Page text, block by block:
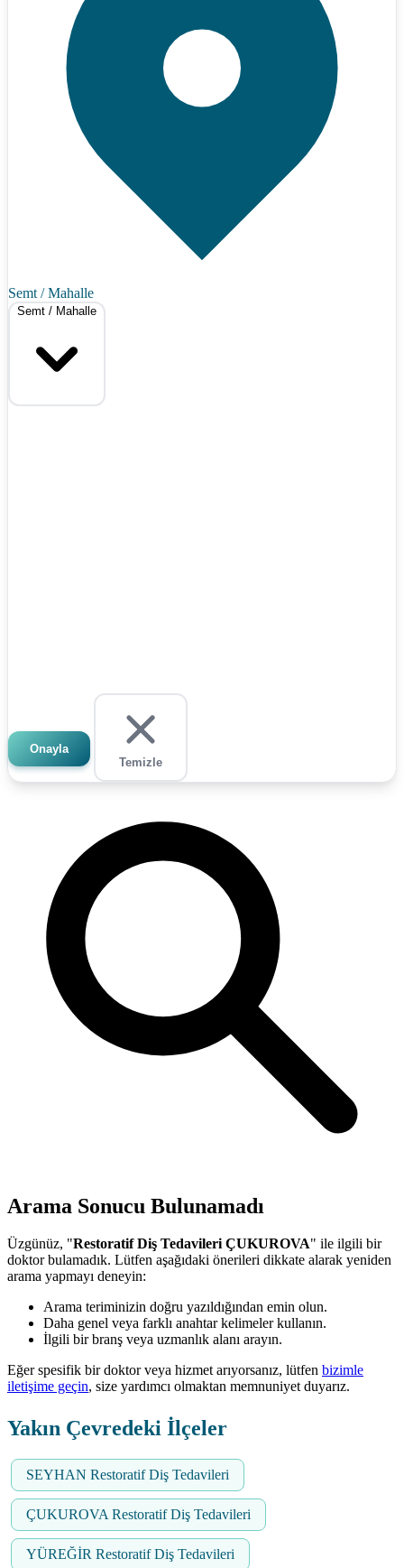
Semt / Mahalle
Semt / Mahalle
Onayla
Temizle
Arama Sonucu Bulunamadı
Üzgünüz, "Restoratif Diş Tedavileri ÇUKUROVA" ile ilgili bir
doktor bulamadık. Lütfen aşağıdaki önerileri dikkate alarak yeniden
arama yapmayı deneyin:
Arama teriminizin doğru yazıldığından emin olun.
Daha genel veya farklı anahtar kelimeler kullanın.
İlgili bir branş veya uzmanlık alanı arayın.
Eğer spesifik bir doktor veya hizmet arıyorsanız, lütfen bizimle
iletişime geçin, size yardımcı olmaktan memnuniyet duyarız.
Yakın Çevredeki İlçeler
SEYHAN Restoratif Diş Tedavileri
ÇUKUROVA Restoratif Diş Tedavileri
YÜREĞİR Restoratif Diş Tedavileri